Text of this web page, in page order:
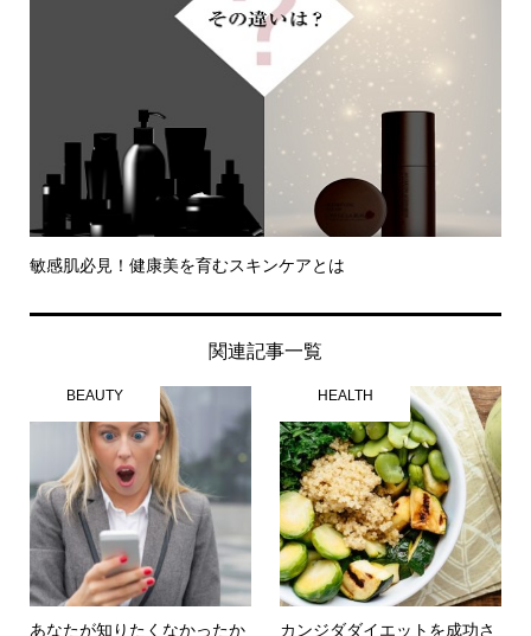
敏感肌必見！健康美を育むスキンケアとは
関連記事一覧
BEAUTY
あなたが知りたくなかったか
HEALTH
カンジダダイエットを成功さ